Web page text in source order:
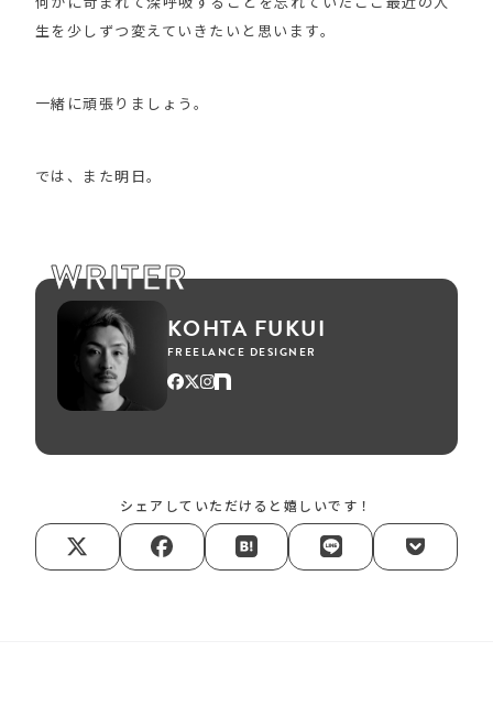
生を少しずつ変えていきたいと思います。
一緒に頑張りましょう。
では、また明日。
WRITER
KOHTA FUKUI
FREELANCE DESIGNER
シェアしていただけると嬉しいです！